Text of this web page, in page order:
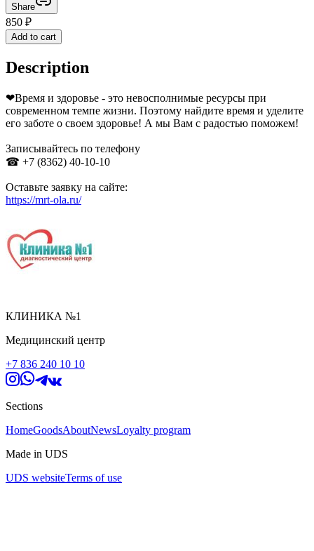
Share
850 ₽
Add to cart
Description
❤Время и здоровье - это невосполнимые ресурсы при
современном темпе жизни. Поэтому найдите время и уделите
его заботе о своем здоровье! А мы Вам с радостью поможем!
Записывайтесь по телефону
☎ +7 (8362) 40-10-10
Оставьте заявку на сайте:
https://mrt-ola.ru/
КЛИНИКА №1
Медицинский центр
+7 836 240 10 10
Sections
HomeGoodsAboutNewsLoyalty program
Made in UDS
UDS websiteTerms of use